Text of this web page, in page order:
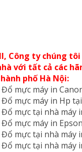
Công ty chúng
với tất cả các
phố Hà Nội:
mực máy in
mực máy in Hp
mực tại nhà máy
mực máy in Epson
mực tại nhà máy
mực tại nhà máy